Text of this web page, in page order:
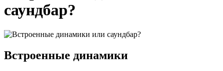
саундбар?
Встроенные динамики